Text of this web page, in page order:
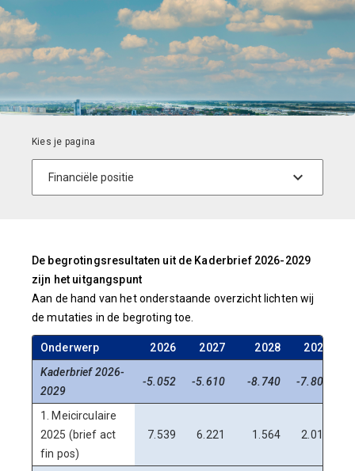
De begrotingsresultaten uit de Kaderbrief 2026-2029
zijn het uitgangspunt
Aan de hand van het onderstaande overzicht lichten wij
de mutaties in de begroting toe.
Onderwerp 2026 2027 2028
2029
Kaderbrief 2026-
2029
-5.052 -5.610 -8.740 -7.803
1. Meicirculaire
2025 (brief act
fin pos)
7.539 6.221 1.564 2.016